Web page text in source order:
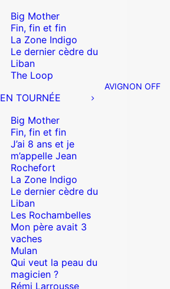
Big Mother
Fin, fin et fin
La Zone Indigo
Le dernier cèdre du
Liban
The Loop
EN TOURNÉE
Big Mother
Fin, fin et fin
J’ai 8 ans et je
m’appelle Jean
Rochefort
La Zone Indigo
Le dernier cèdre du
Liban
Les Rochambelles
Mon père avait 3
vaches
Mulan
Qui veut la peau du
magicien ?
Rémi Larrousse
AVIGNON OFF